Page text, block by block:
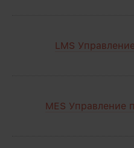
LMS
MES Управление